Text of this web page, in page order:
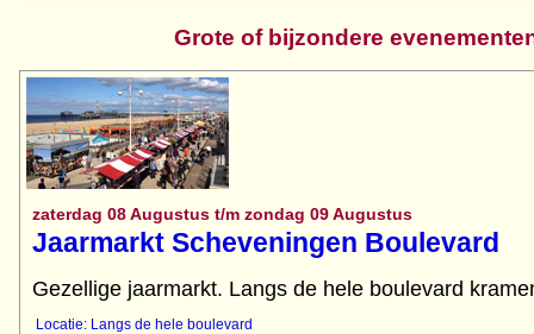
Grote of bijzondere
zaterdag 08 Augustus t/m zondag 09 Augustus
Jaarmarkt Scheveningen Boulevard
Gezellige jaarmarkt. Langs de hele boulevard
Locatie: Langs de hele boulevard